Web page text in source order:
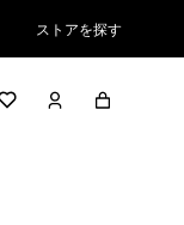
ストアを探す